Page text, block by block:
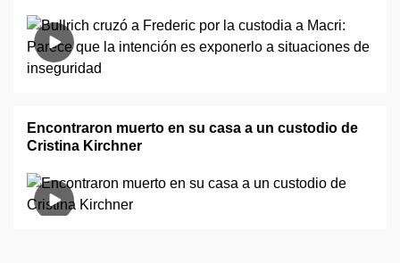
Encontraron muerto en su casa a un custodio de
Cristina Kirchner